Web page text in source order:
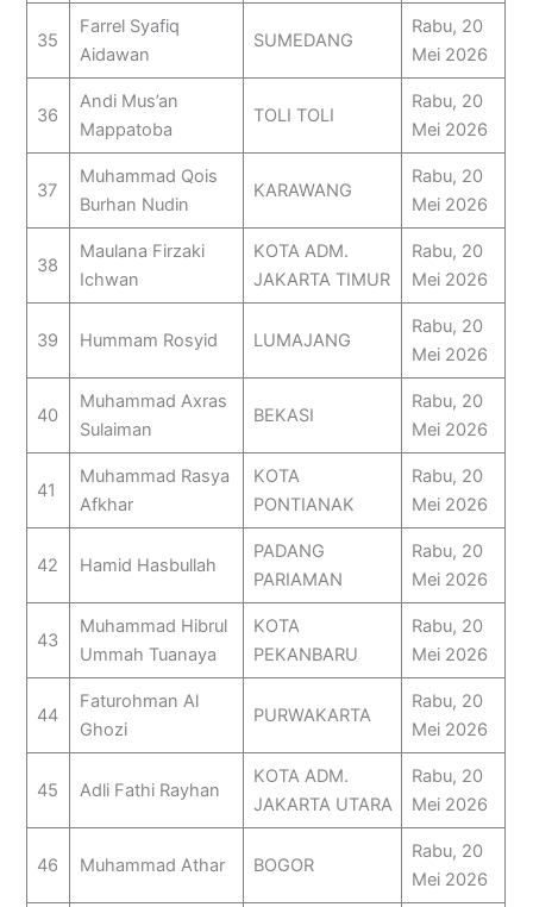
35
Farrel Syafiq
Aidawan
SUMEDANG
Rabu, 20
Mei 2026
36
Andi Mus’an
Mappatoba
TOLI TOLI
Rabu, 20
Mei 2026
37
Muhammad Qois
Burhan Nudin
KARAWANG
Rabu, 20
Mei 2026
38
Maulana Firzaki
Ichwan
KOTA ADM.
JAKARTA TIMUR
Rabu, 20
Mei 2026
39 Hummam Rosyid LUMAJANG
Rabu, 20
Mei 2026
40
Muhammad Axras
Sulaiman
BEKASI
Rabu, 20
Mei 2026
41
Muhammad Rasya
Afkhar
KOTA
PONTIANAK
Rabu, 20
Mei 2026
42 Hamid Hasbullah
PADANG
PARIAMAN
Rabu, 20
Mei 2026
43
Muhammad Hibrul
Ummah Tuanaya
KOTA
PEKANBARU
Rabu, 20
Mei 2026
44
Faturohman Al
Ghozi
PURWAKARTA
Rabu, 20
Mei 2026
45 Adli Fathi Rayhan
KOTA ADM.
JAKARTA UTARA
Rabu, 20
Mei 2026
46 Muhammad Athar BOGOR
Rabu, 20
Mei 2026